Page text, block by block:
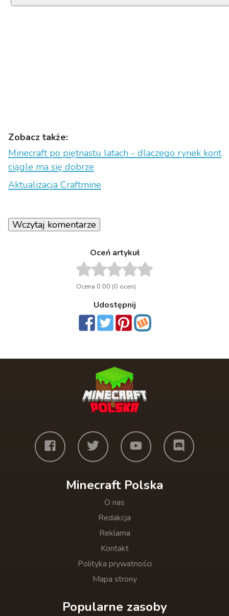
Zobacz także:
Minecraft po piętnastu latach - dlaczego rynek kont
ciągle ma się dobrze
Aktualizacja Craftmine
Wczytaj komentarze
Oceń artykuł
Ocena 0.00 (0 ocen)
Udostępnij
Minecraft Polska
O nas
Redakcja
Reklama
Kontakt
Polityka prywatności
Mapa strony
Popularne zasoby